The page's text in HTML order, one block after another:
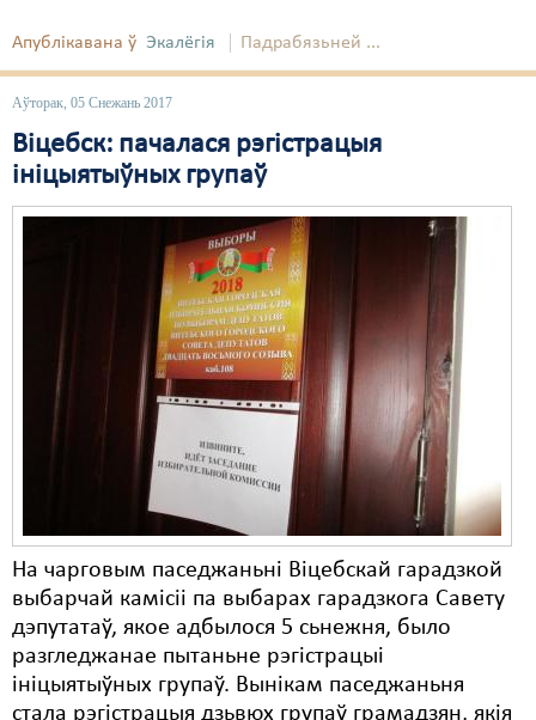
Апублікавана ў Экалёгія Падрабязьней ...
Аўторак, 05 Снежань 2017
Віцебск: пачалася рэгістрацыя
ініцыятыўных групаў
На чарговым паседжаньні Віцебскай гарадзкой
выбарчай камісіі па выбарах гарадзкога Савету
дэпутатаў, якое адбылося 5 сьнежня, было
разгледжанае пытаньне рэгістрацыі
ініцыятыўных групаў. Вынікам паседжаньня
стала рэгістрацыя дзьвюх групаў грамадзян, якія